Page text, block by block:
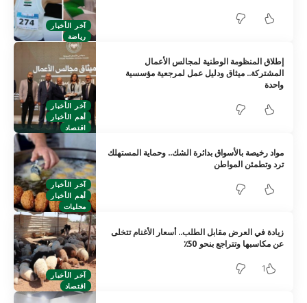
آخر الأخبار
رياضة
آخر الأخبار
أهم الأخبار
اقتصاد
إطلاق المنظومة الوطنية لمجالس الأعمال
المشتركة.. ميثاق ودليل عمل لمرجعية مؤسسية
واحدة
آخر الأخبار
أهم الأخبار
محليات
مواد رخيصة بالأسواق بدائرة الشك.. وحماية المستهلك
ترد وتطمئن المواطن
آخر الأخبار
اقتصاد
زيادة في العرض مقابل الطلب.. أسعار الأغنام تتخلى
عن مكاسبها وتتراجع بنحو 50٪
1